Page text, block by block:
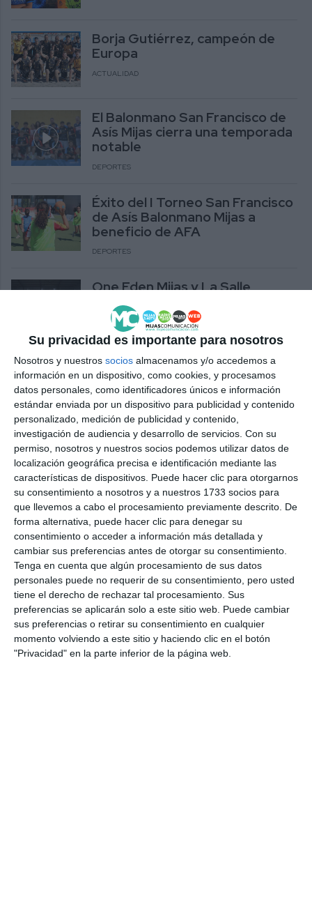
Su privacidad es importante para nosotros
Nosotros y nuestros socios almacenamos y/o accedemos a
información en un dispositivo, como cookies, y procesamos
datos personales, como identificadores únicos e información
estándar enviada por un dispositivo para publicidad y contenido
personalizado, medición de publicidad y contenido,
investigación de audiencia y desarrollo de servicios. Con su
permiso, nosotros y nuestros socios podemos utilizar datos de
localización geográfica precisa e identificación mediante las
características de dispositivos. Puede hacer clic para otorgarnos
su consentimiento a nosotros y a nuestros 1733 socios para
que llevemos a cabo el procesamiento previamente descrito. De
forma alternativa, puede hacer clic para denegar su
consentimiento o acceder a información más detallada y
cambiar sus preferencias antes de otorgar su consentimiento.
Tenga en cuenta que algún procesamiento de sus datos
personales puede no requerir de su consentimiento, pero usted
tiene el derecho de rechazar tal procesamiento. Sus
preferencias se aplicarán solo a este sitio web. Puede cambiar
sus preferencias o retirar su consentimiento en cualquier
momento volviendo a este sitio y haciendo clic en el botón
"Privacidad" en la parte inferior de la página web.
Borja Gutiérrez, campeón de
Europa
ACTUALIDAD
El Balonmano San Francisco de
Asís Mijas cierra una temporada
notable
DEPORTES
Éxito del I Torneo San Francisco
de Asís Balonmano Mijas a
beneficio de AFA
DEPORTES
One Eden Mijas y La Salle
ofrecen un bonito duelo para
cerrar la temporada (31-31)
DEPORTES
Impulso económico al
balonmano mijeño para afrontar
los Campeonatos de España
DEPORTES
Jornada de convivencia del
Balonmano Mijas el sábado 25
de abril
DEPORTES
Éxito del Balonmano San
Francisco de Asís Mijas juvenil
femenino e infantil masculino
DEPORTES
El Gestoría Bravo cumple en su
último partido en casa ante el
Alcobendas (37-34)